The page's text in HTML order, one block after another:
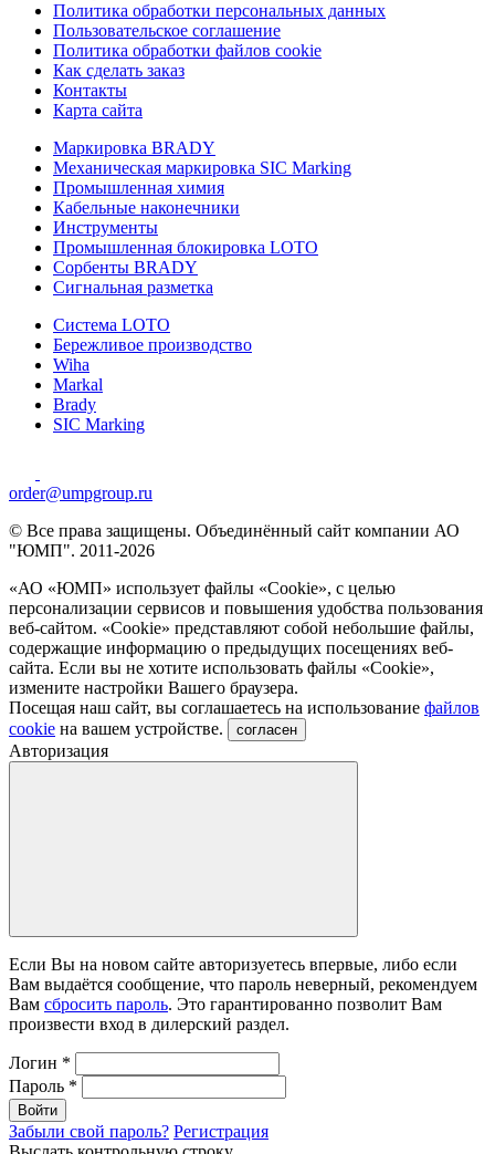
Политика обработки персональных данных
Пользовательское соглашение
Политика обработки файлов cookie
Как сделать заказ
Контакты
Карта сайта
Маркировка BRADY
Механическая маркировка SIC Marking
Промышленная химия
Кабельные наконечники
Инструменты
Промышленная блокировка LOTO
Сорбенты BRADY
Сигнальная разметка
Система LOTO
Бережливое производство
Wiha
Markal
Brady
SIC Marking
order@umpgroup.ru
© Все права защищены. Объединённый сайт компании АО
"ЮМП". 2011-2026
«АО «ЮМП» использует файлы «Сookie», с целью
персонализации сервисов и повышения удобства пользования
веб-сайтом. «Cookie» представляют собой небольшие файлы,
содержащие информацию о предыдущих посещениях веб-
сайта. Если вы не хотите использовать файлы «Сookie»,
измените настройки Вашего браузера.
Посещая наш сайт, вы соглашаетесь на использование файлов
cookie на вашем устройстве. согласен
Авторизация
Если Вы на новом сайте авторизуетесь впервые, либо если
Вам выдаётся сообщение, что пароль неверный, рекомендуем
Вам сбросить пароль. Это гарантированно позволит Вам
произвести вход в дилерский раздел.
Логин *
Пароль *
Войти
Забыли свой пароль? Регистрация